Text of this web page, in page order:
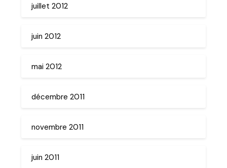
juillet 2012
juin 2012
mai 2012
décembre 2011
novembre 2011
juin 2011